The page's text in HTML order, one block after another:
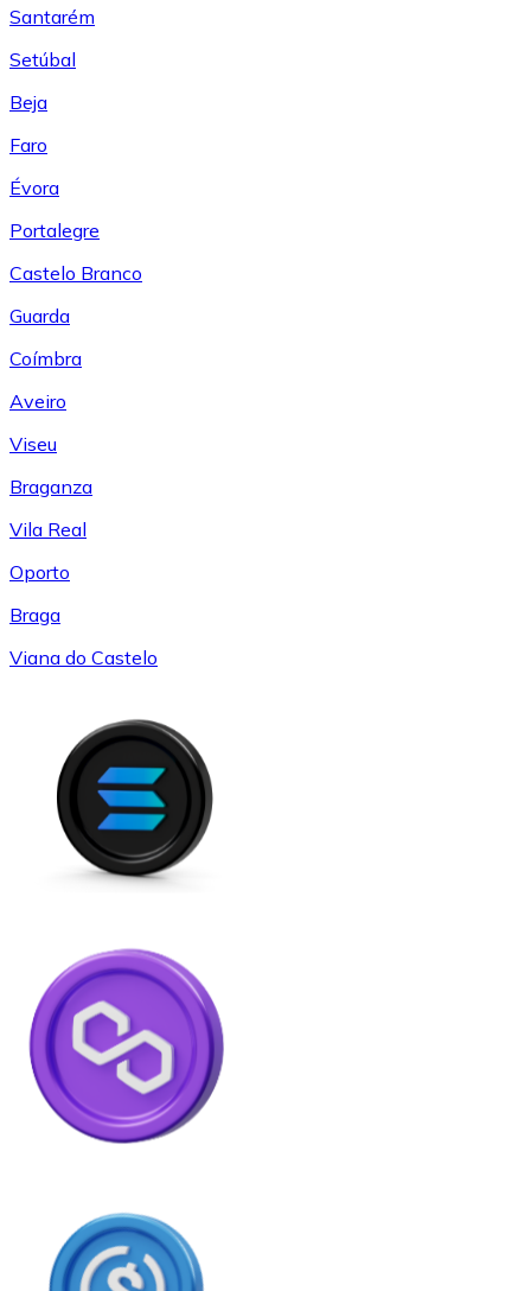
Santarém
Setúbal
Beja
Faro
Évora
Portalegre
Castelo Branco
Guarda
Coímbra
Aveiro
Viseu
Braganza
Vila Real
Oporto
Braga
Viana do Castelo